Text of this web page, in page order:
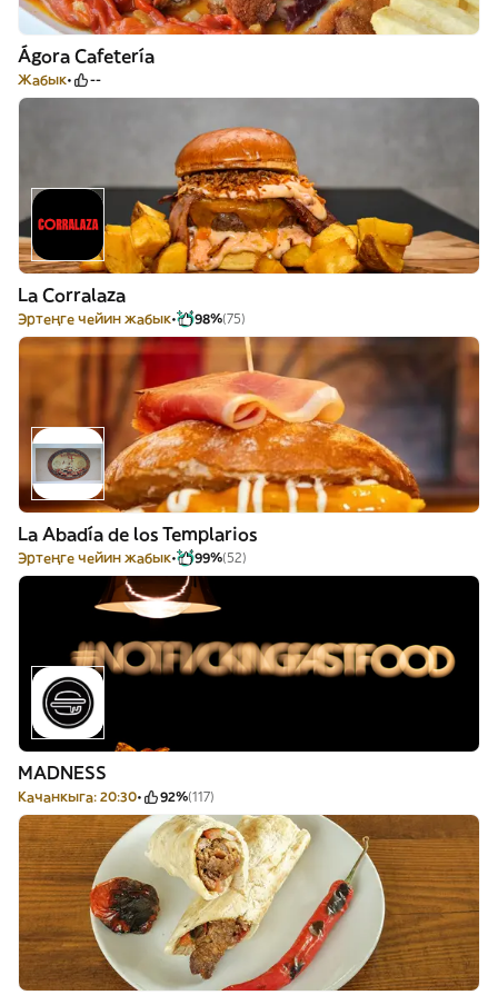
Ágora Cafetería
Жабык --
La Corralaza
Эртеңге чейин жабык 98%(75)
La Abadía de los Templarios
Эртеңге чейин жабык 99%(52)
MADNESS
Качанкыга: 20:30 92%(117)